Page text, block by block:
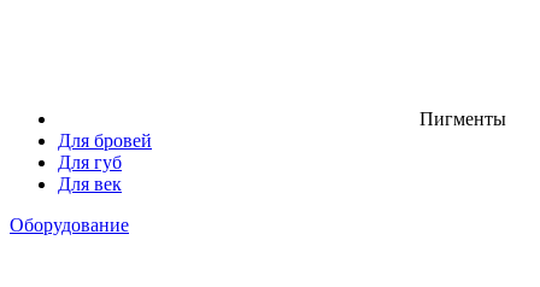
Пигменты
Для бровей
Для губ
Для век
Оборудование